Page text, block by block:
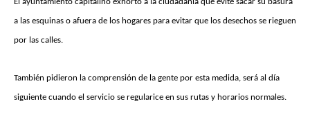
El ayuntamiento capitalino exhorto a la ciudadanía que evite sacar su basura
a las esquinas o afuera de los hogares para evitar que los desechos se rieguen
por las calles.
También pidieron la comprensión de la gente por esta medida, será al día
siguiente cuando el servicio se regularice en sus rutas y horarios normales.